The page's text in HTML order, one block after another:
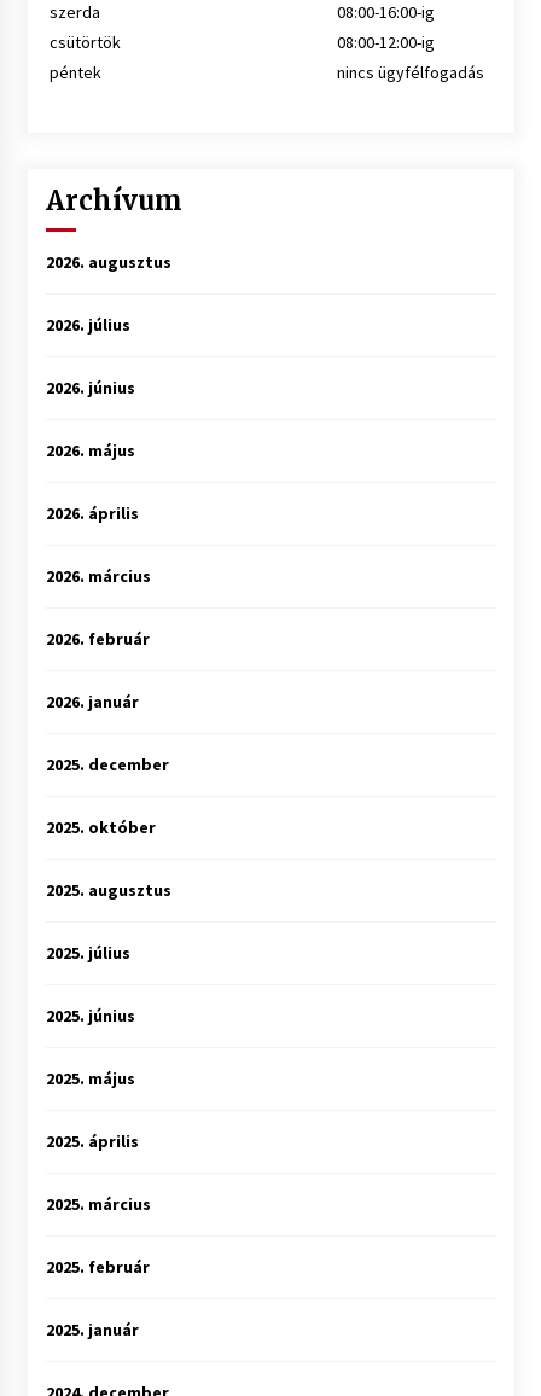
szerda
08:00-16:00-ig
csütörtök
08:00-12:00-ig
péntek
nincs ügyfélfogadás
Archívum
2026. augusztus
2026. július
2026. június
2026. május
2026. április
2026. március
2026. február
2026. január
2025. december
2025. október
2025. augusztus
2025. július
2025. június
2025. május
2025. április
2025. március
2025. február
2025. január